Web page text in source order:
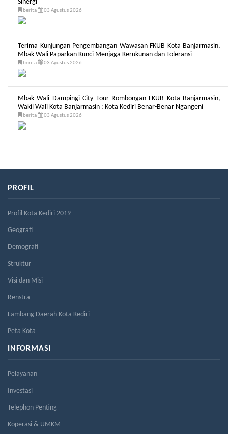
Sinergi
berita 03 Agustus 2026
Terima Kunjungan Pengembangan Wawasan FKUB Kota Banjarmasin,
Mbak Wali Paparkan Kunci Menjaga Kerukunan dan Toleransi
berita 03 Agustus 2026
Mbak Wali Dampingi City Tour Rombongan FKUB Kota Banjarmasin,
Wakil Wali Kota Banjarmasin : Kota Kediri Benar-Benar Ngangeni
berita 03 Agustus 2026
PROFIL
Profil Kota Kediri 2019
Geografi
Demografi
Struktur
Visi dan Misi
Renstra
Lambang Daerah Kota Kediri
Peta Kota
INFORMASI
Pelayanan
Investasi
Telephon Penting
Koperasi & UMKM